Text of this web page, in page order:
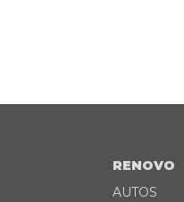
RENOVO
AUTOS